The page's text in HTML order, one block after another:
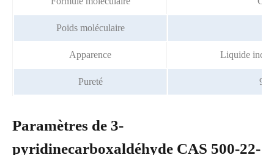
Poids moléculaire
Apparence Liquide
Pureté
Paramètres de 3-
pyridinecarboxaldéhyde CAS 500-22-